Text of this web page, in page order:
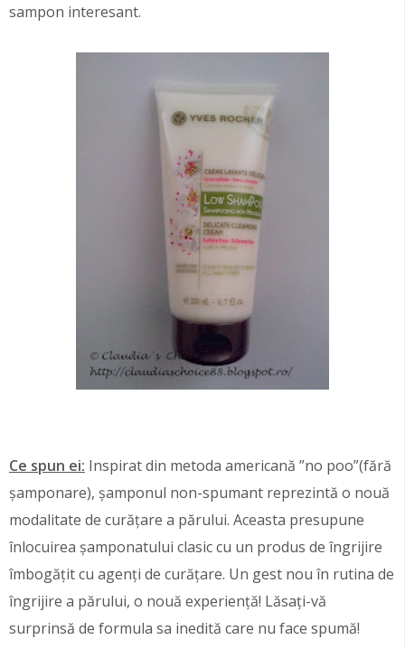
sampon interesant.
Ce spun ei: Inspirat din metoda americană ”no poo”(fără
șamponare), șamponul non-spumant reprezintă o nouă
modalitate de curățare a părului. Aceasta presupune
înlocuirea șamponatului clasic cu un produs de îngrijire
îmbogățit cu agenți de curățare. Un gest nou în rutina de
îngrijire a părului, o nouă experiență! Lăsați-vă
surprinsă de formula sa inedită care nu face spumă!